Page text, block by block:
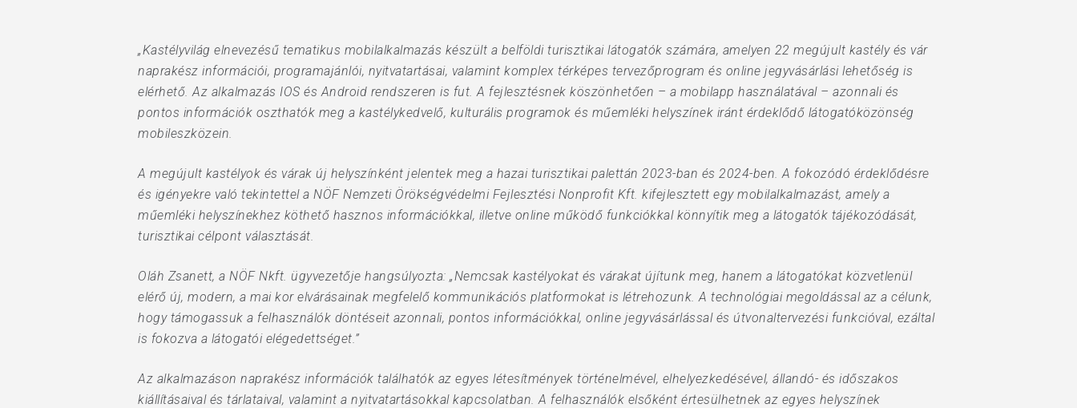
„Kastélyvilág elnevezésű tematikus mobilalkalmazás készült a belföldi turisztikai látogatók számára, amelyen 22 megújult kastély és vár
naprakész információi, programajánlói, nyitvatartásai, valamint komplex térképes tervezőprogram és online jegyvásárlási lehetőség is
elérhető. Az alkalmazás IOS és Android rendszeren is fut. A fejlesztésnek köszönhetően – a mobilapp használatával – azonnali és
pontos információk oszthatók meg a kastélykedvelő, kulturális programok és műemléki helyszínek iránt érdeklődő látogatóközönség
mobileszközein.
A megújult kastélyok és várak új helyszínként jelentek meg a hazai turisztikai palettán 2023-ban és 2024-ben. A fokozódó érdeklődésre
és igényekre való tekintettel a NÖF Nemzeti Örökségvédelmi Fejlesztési Nonprofit Kft. kifejlesztett egy mobilalkalmazást, amely a
műemléki helyszínekhez köthető hasznos információkkal, illetve online működő funkciókkal könnyítik meg a látogatók tájékozódását,
turisztikai célpont választását.
Oláh Zsanett, a NÖF Nkft. ügyvezetője hangsúlyozta: „Nemcsak kastélyokat és várakat újítunk meg, hanem a látogatókat közvetlenül
elérő új, modern, a mai kor elvárásainak megfelelő kommunikációs platformokat is létrehozunk. A technológiai megoldással az a célunk,
hogy támogassuk a felhasználók döntéseit azonnali, pontos információkkal, online jegyvásárlással és útvonaltervezési funkcióval, ezáltal
is fokozva a látogatói elégedettséget.”
Az alkalmazáson naprakész információk találhatók az egyes létesítmények történelmével, elhelyezkedésével, állandó- és időszakos
kiállításaival és tárlataival, valamint a nyitvatartásokkal kapcsolatban. A felhasználók elsőként értesülhetnek az egyes helyszínek